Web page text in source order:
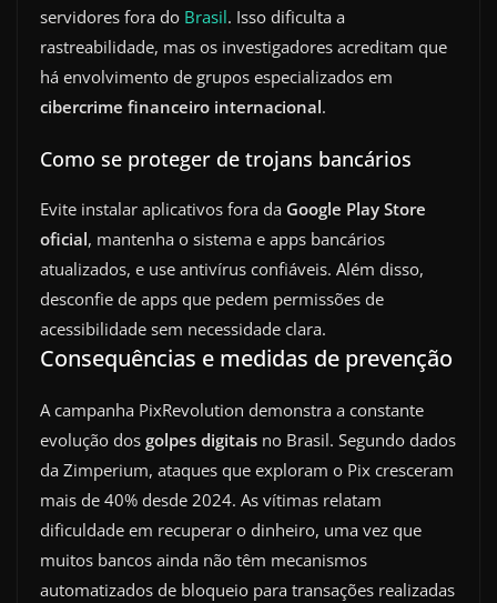
servidores fora do Brasil. Isso dificulta a
rastreabilidade, mas os investigadores acreditam que
há envolvimento de grupos especializados em
cibercrime financeiro internacional.
Como se proteger de trojans bancários
Evite instalar aplicativos fora da Google Play Store
oficial, mantenha o sistema e apps bancários
atualizados, e use antivírus confiáveis. Além disso,
desconfie de apps que pedem permissões de
acessibilidade sem necessidade clara.
Consequências e medidas de prevenção
A campanha PixRevolution demonstra a constante
evolução dos golpes digitais no Brasil. Segundo dados
da Zimperium, ataques que exploram o Pix cresceram
mais de 40% desde 2024. As vítimas relatam
dificuldade em recuperar o dinheiro, uma vez que
muitos bancos ainda não têm mecanismos
automatizados de bloqueio para transações realizadas